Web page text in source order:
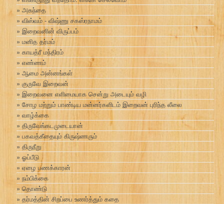
அகந்தை
விஸ்வம் - விஷ்ணு சகஸ்ரநாமம்
இறைவனின் விருப்பம்
மனித தர்மம்
காயத்ரீ மந்திரம்
எண்ணம்
ஆமை அன்னங்கள்
குருவே இறைவன்
இறைவனை எளிமையாக சென்று அடையும் வழி
சோழ மற்றும் பாண்டிய மன்னர்களிடம் இறைவன் புரிந்த லீலை
வாழ்க்கை
திருவேங்கடமுடையான்
பகவத்கீதையும் கிருஷ்ணரும்
திருநீறு
ஓப்பீடு
ஏழை பணக்காரன்
நம்பிக்கை
தொண்டு
தர்மத்தின் சிறப்பை உணர்த்தும் கதை